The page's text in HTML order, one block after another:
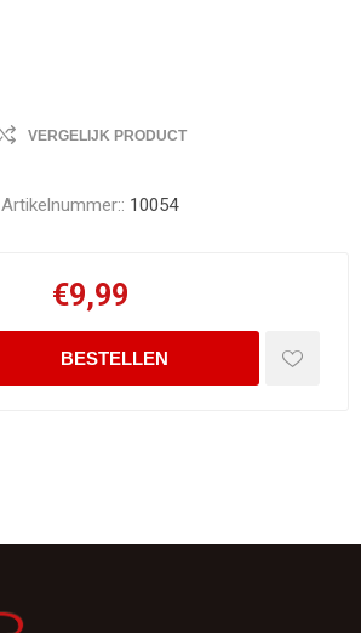
VERGELIJK PRODUCT
Artikelnummer:: 10054
€9,99